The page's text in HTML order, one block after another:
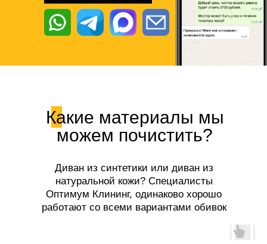
Какие материалы мы
можем почистить?
Диван из синтетики или диван из
натуральной кожи? Специалисты
Оптимум Клининг, одинаково хорошо
работают со всеми вариантами обивок